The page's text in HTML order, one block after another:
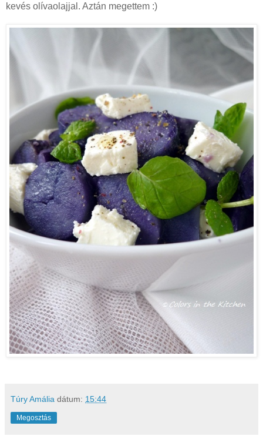
kevés olívaolajjal. Aztán megettem :)
Túry Amália dátum: 15:44
Megosztás